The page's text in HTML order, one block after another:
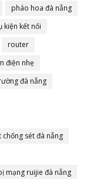
pháo hoa đà nẵng
kiện kết nối
router
điện nhẹ
đà nẵng
chống sét đà nẵng
mạng ruijie đà nẵng